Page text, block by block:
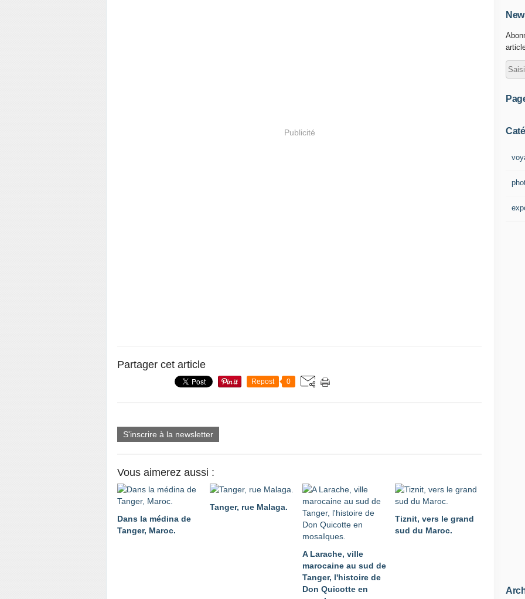
Publicité
Partager cet article
Repost 0
S'inscrire à la newsletter
Vous aimerez aussi :
Dans la médina de
Tanger, Maroc.
Tanger, rue Malaga.
A Larache, ville
marocaine au sud de
Tanger, l'histoire de
Don Quicotte en
Tiznit, vers le grand
sud du Maroc.